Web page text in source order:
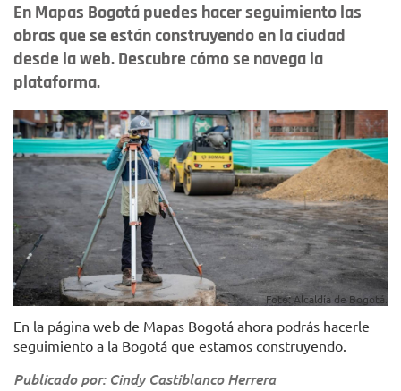
En Mapas Bogotá puedes hacer seguimiento las
obras que se están construyendo en la ciudad
desde la web. Descubre cómo se navega la
plataforma.
Foto: Alcaldía de Bogotá.
En la página web de Mapas Bogotá ahora podrás hacerle
seguimiento a la Bogotá que estamos construyendo.
Publicado por: Cindy Castiblanco Herrera